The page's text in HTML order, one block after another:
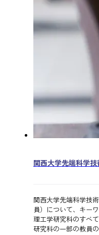
関西大学先端科学
関西大学先端科学技
員）について、キー
理工学研究科のすべ
研究科の一部の教員